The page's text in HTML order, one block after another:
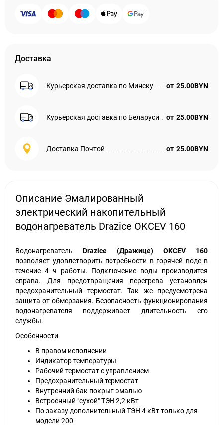
Доставка
Курьерская доставка по Минску от 25.00BYN
Курьерская доставка по Беларуси от 25.00BYN
Доставка Почтой от 25.00BYN
Описание Эмалированный
электрический накопительный
водонагреватель Drazice OKCEV 160
ВодонагревательDrazice (Дражице) OKCEV 160
позволяет удовлетворить потребности в горячей воде в
течение 4 ч работы. Подключение воды производится
справа. Для предотвращения перегрева установлен
предохранительный термостат. Так же предусмотрена
защита от обмерзания. Безопасность функционирования
водонагревателя поддерживает длительность его
службы.
Особенности
В правом исполнении
Индикатор температуры
Рабочий термостат с управлением
Предохранительный термостат
Внутренний бак покрыт эмалью
Встроенный "сухой" ТЭН 2,2 кВт
По заказу дополнительный ТЭН 4 кВт только для
модели 200